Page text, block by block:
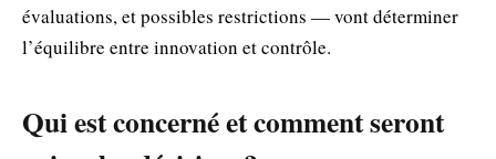
évaluations, et possibles restrictions — vont déterminer
l’équilibre entre innovation et contrôle.
Qui est concerné et comment seront